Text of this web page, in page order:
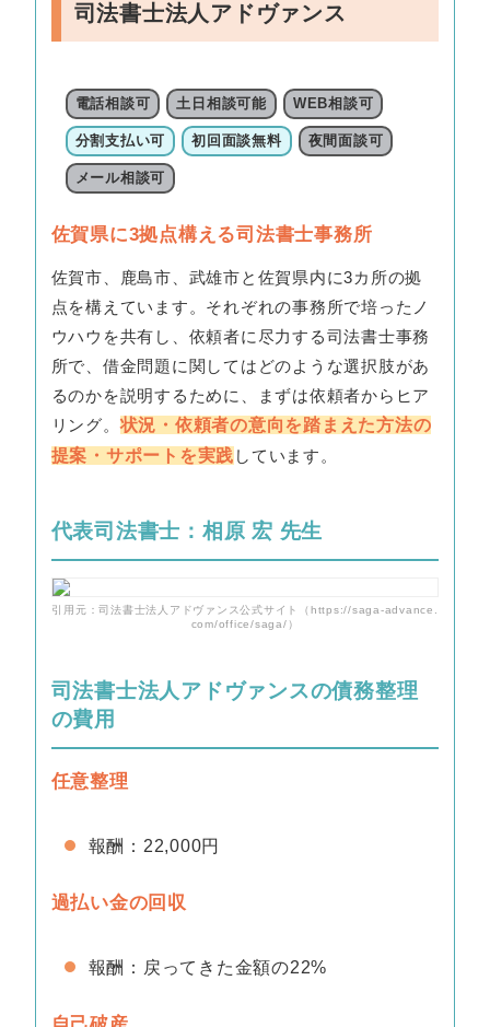
司法書士法人アドヴァンス
電話相談可 土日相談可能 WEB相談可
分割支払い可 初回面談無料 夜間面談可
メール相談可
佐賀県に3拠点構える司法書士事務所
佐賀市、鹿島市、武雄市と佐賀県内に3カ所の拠
点を構えています。それぞれの事務所で培ったノ
ウハウを共有し、依頼者に尽力する司法書士事務
所で、借金問題に関してはどのような選択肢があ
るのかを説明するために、まずは依頼者からヒア
リング。状況・依頼者の意向を踏まえた方法の
提案・サポートを実践 しています。
代表司法書士：相原 宏 先生
引用元：司法書士法人アドヴァンス公式サイト（https://saga-advance.
com/office/saga/）
司法書士法人アドヴァンスの債務整理
の費用
任意整理
報酬：22,000円
過払い金の回収
報酬：戻ってきた金額の22%